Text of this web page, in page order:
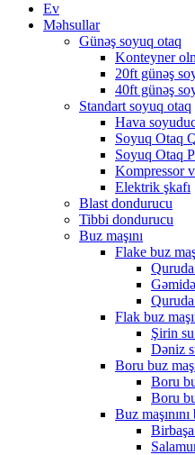
Ev
Məhsullar
Günəş soyuq otaq
Konteyner
20ft günəş
40ft günəş
Standart soyuq otaq
Hava
Soyuq Otaq
Soyuq Otaq
Kompressor
Elektrik şkafı
Blast dondurucu
Tibbi dondurucu
Buz maşını
Flake buz
Flak buz
Şirin su
Dəniz
Boru buz
Boru
Boru
Buz